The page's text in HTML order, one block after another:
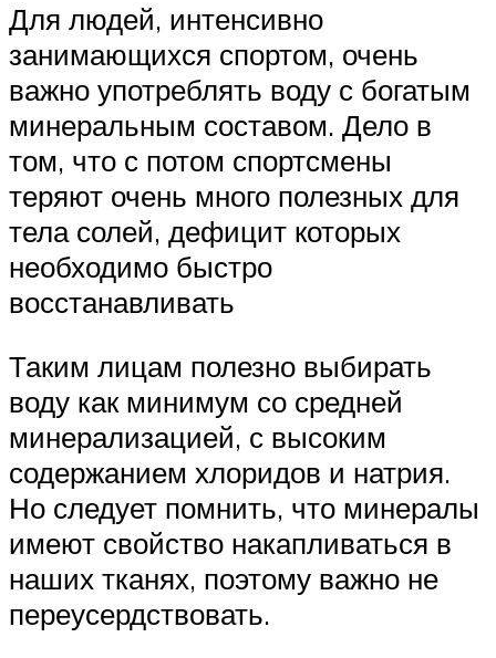
Для людей, интенсивно
занимающихся спортом, очень
важно употреблять воду с богатым
минеральным составом. Дело в
том, что с потом спортсмены
теряют очень много полезных для
тела солей, дефицит которых
необходимо быстро
восстанавливать
Таким лицам полезно выбирать
воду как минимум со средней
минерализацией, с высоким
содержанием хлоридов и натрия.
Но следует помнить, что минералы
имеют свойство накапливаться в
наших тканях, поэтому важно не
переусердствовать.